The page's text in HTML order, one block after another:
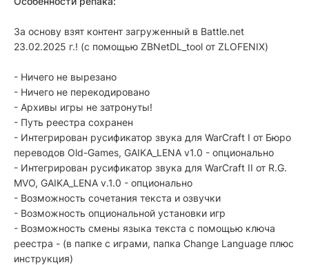
За основу взят контент загруженный в Battle.net
23.02.2025 г.! (с помощью ZBNetDL_tool от ZLOFENIX)
- Ничего не вырезано
- Ничего не перекодировано
- Архивы игры не затронуты!
- Путь реестра сохранен
- Интегрирован русификатор звука для WarCraft I от Бюро
переводов Old-Games, GAIKA_LENA v1.0 - опционально
- Интегрирован русификатор звука для WarCraft II от R.G.
MVO, GAIKA_LENA v.1.0 - опционально
- Возможность сочетания текста и озвучки
- Возможность опциональной установки игр
- Возможность смены языка текста с помощью ключа
реестра - (в папке с играми, папка Change Language плюс
инструкция)